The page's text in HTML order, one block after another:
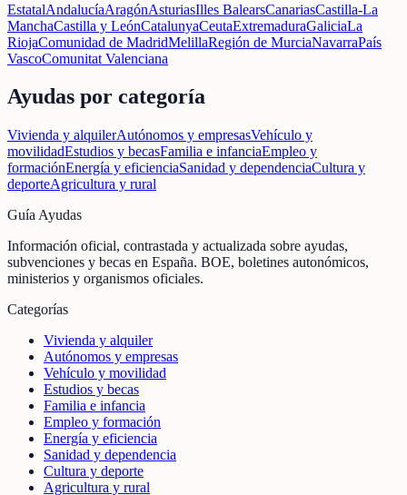
EstatalAndalucíaAragónAsturiasIlles BalearsCanariasCastilla-La
ManchaCastilla y LeónCatalunyaCeutaExtremaduraGaliciaLa
RiojaComunidad de MadridMelillaRegión de MurciaNavarraPaís
VascoComunitat Valenciana
Ayudas por categoría
Vivienda y alquilerAutónomos y empresasVehículo y
movilidadEstudios y becasFamilia e infanciaEmpleo y
formaciónEnergía y eficienciaSanidad y dependenciaCultura y
deporteAgricultura y rural
Guía Ayudas
Información oficial, contrastada y actualizada sobre ayudas,
subvenciones y becas en España. BOE, boletines autonómicos,
ministerios y organismos oficiales.
Categorías
Vivienda y alquiler
Autónomos y empresas
Vehículo y movilidad
Estudios y becas
Familia e infancia
Empleo y formación
Energía y eficiencia
Sanidad y dependencia
Cultura y deporte
Agricultura y rural